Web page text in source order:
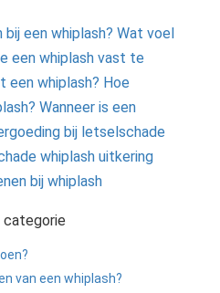
een whiplash? Wat voel
een whiplash vast te
een whiplash? Hoe
Wanneer is een
bij letselschade
whiplash uitkering
bij whiplash
categorie
van een whiplash?